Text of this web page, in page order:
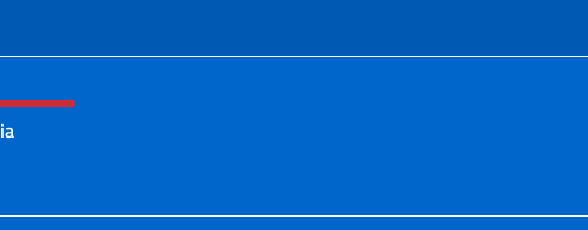
e menù